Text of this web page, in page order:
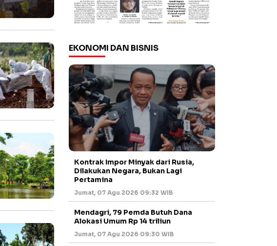
EKONOMI DAN BISNIS
Kontrak Impor Minyak dari Rusia,
Dilakukan Negara, Bukan Lagi
Pertamina
Jumat, 07 Agu 2026 09:32 WIB
Mendagri, 79 Pemda Butuh Dana
Alokasi Umum Rp 14 triliun
Jumat, 07 Agu 2026 09:30 WIB